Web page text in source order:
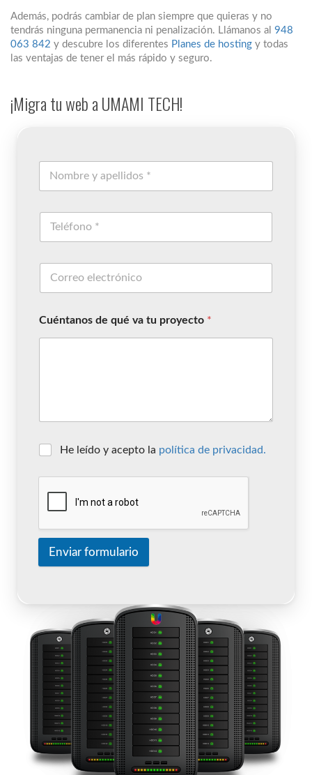
Además, podrás cambiar de plan siempre que quieras y no
tendrás ninguna permanencia ni penalización. Llámanos al 948
063 842 y descubre los diferentes Planes de hosting y todas
las ventajas de tener el más rápido y seguro.
¡Migra tu web a UMAMI TECH!
Cuéntanos de qué va tu proyecto *
He leído y acepto la política de privacidad.
Enviar formulario